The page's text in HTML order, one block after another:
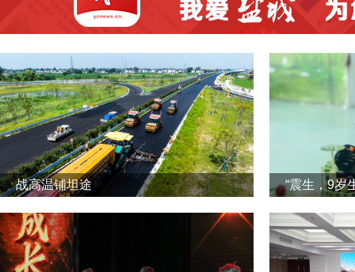
战高温铺坦途 “震生，9岁